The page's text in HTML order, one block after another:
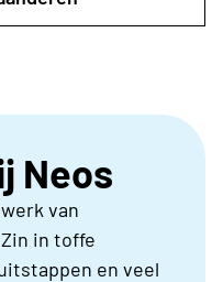
Neos
van
in toffe
en veel